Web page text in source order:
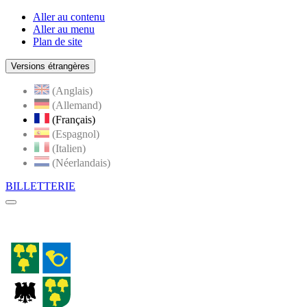
Aller au contenu
Aller au menu
Plan de site
Versions étrangères
(Anglais)
(Allemand)
(Français)
(Espagnol)
(Italien)
(Néerlandais)
BILLETTERIE
Menu